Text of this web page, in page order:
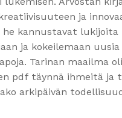
ja
he kannustavat lukijoita
ja kokeilemaan uusia
Tarinan maailma
pdf täynnä ihmeitä ja
arkipäivän